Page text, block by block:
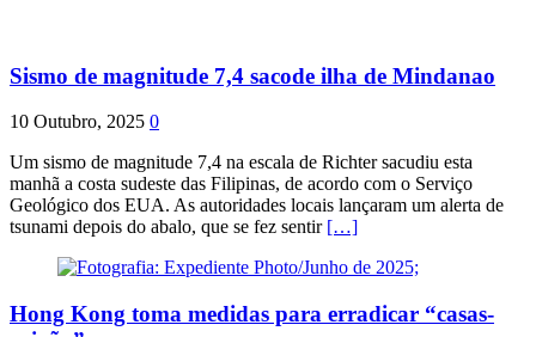
Sismo de magnitude 7,4 sacode ilha de Mindanao
10 Outubro, 2025 0
Um sismo de magnitude 7,4 na escala de Richter sacudiu esta
manhã a costa sudeste das Filipinas, de acordo com o Serviço
Geológico dos EUA. As autoridades locais lançaram um alerta de
tsunami depois do abalo, que se fez sentir […]
Hong Kong toma medidas para erradicar “casas-